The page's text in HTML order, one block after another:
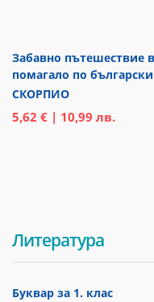
Забавно пътешествие
помагало по
СКОРПИО
5,62 € | 10,99 лв.
Литература
Буквар за 1. клас